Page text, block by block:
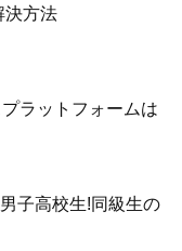
決方法
ラットフォームは
子高校生!同級生の